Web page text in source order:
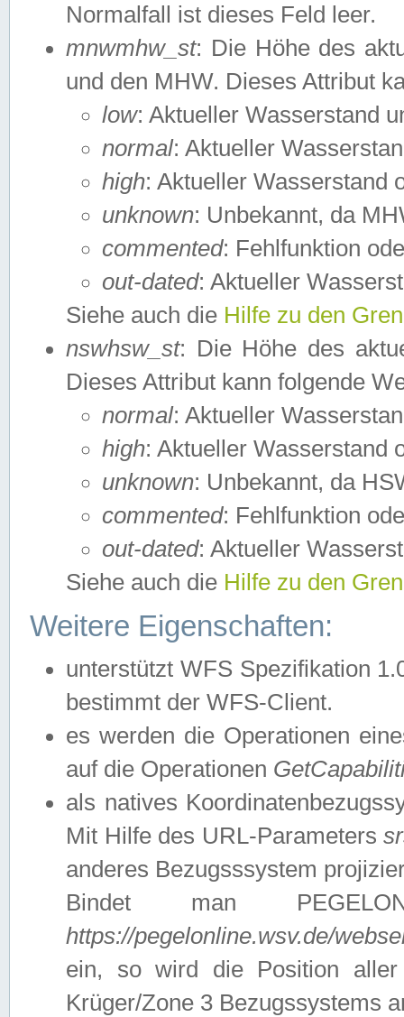
Normalfall ist dieses Feld leer.
mnwmhw_st: Die Höhe des
und den MHW. Dieses Attribut
low: Aktueller Wasserstand
normal: Aktueller
high: Aktueller Wasserstand
unknown: Unbekannt, da
commented: Fehlfunktion
out-dated: Aktueller
Siehe auch die Hilfe zu den
nswhsw_st: Die Höhe des
Dieses Attribut kann folgende
normal: Aktueller
high: Aktueller Wasserstand
unknown: Unbekannt, da
commented: Fehlfunktion
out-dated: Aktueller
Siehe auch die Hilfe zu den
Weitere Eigenschaften:
unterstützt WFS Spezifikation
bestimmt der WFS-Client.
es werden die Operationen
auf die Operationen
als natives
Mit Hilfe des URL-Parameters
anderes Bezugsssystem
Bindet man
https://pegelonline.wsv.de/
ein, so wird die Position
Krüger/Zone 3 Bezugssystems